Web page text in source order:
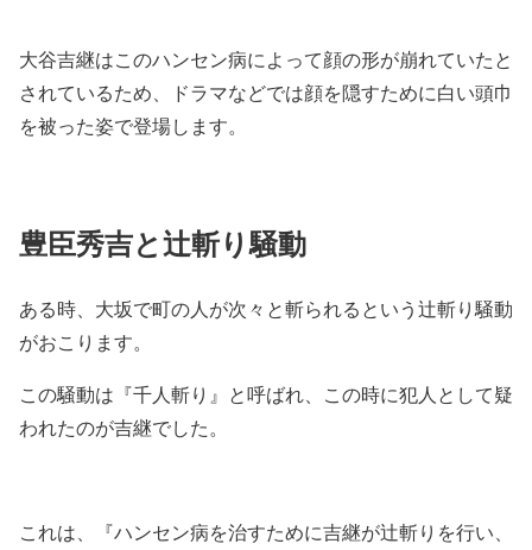
大谷吉継はこのハンセン病によって顔の形が崩れていたと
されているため、ドラマなどでは顔を隠すために白い頭巾
を被った姿で登場します。
豊臣秀吉と辻斬り騒動
ある時、大坂で町の人が次々と斬られるという辻斬り騒動
がおこります。
この騒動は『千人斬り』と呼ばれ、この時に犯人として疑
われたのが吉継でした。
これは、『ハンセン病を治すために吉継が辻斬りを行い、